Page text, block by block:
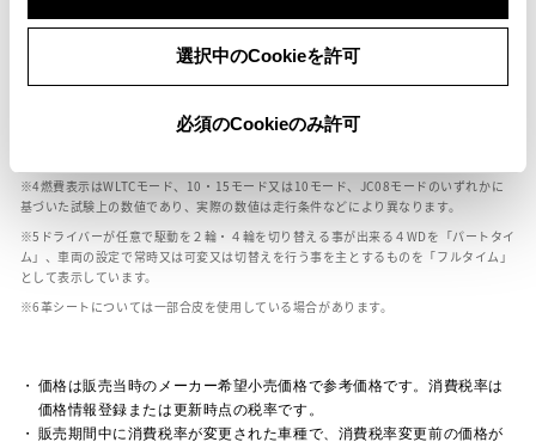
選択中のCookieを許可
必須のCookieのみ許可
ールベースが左右で数値が異なる場合がございます。
エンジン仕様により、×2の表記がしてある場合がございます。（ロータリーエンジ
車の種類、仕様により燃料タンクが二つある場合と異なる燃料タンクが二つある場
燃費表示はWLTCモード、10・15モード又は10モード、JC08モードのいずれかに
基づいた試験上の数値であり、実際の数値は走行条件などにより異なります。
ドライバーが任意で駆動を２輪・４輪を切り替える事が出来る４WDを「パートタイ
ム」、車両の設定で常時又は可変又は切替えを行う事を主とするものを「フルタイム」
として表示しています。
革シートについては一部合皮を使用している場合があります。
価格は販売当時のメーカー希望小売価格で参考価格です。消費税率は
価格情報登録または更新時点の税率です。
販売期間中に消費税率が変更された車種で、消費税率変更前の価格が